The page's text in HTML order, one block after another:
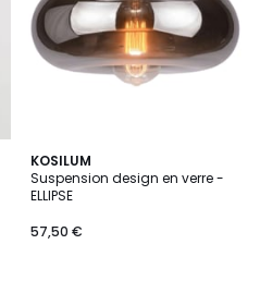
KOSILUM
Suspension design en verre -
ELLIPSE
57,50 €
5
/
5